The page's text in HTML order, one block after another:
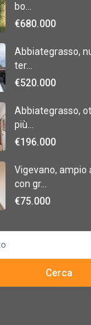
bo...
€680.000
Abbiategrasso,
ter...
€520.000
Abbiategrasso,
più...
€196.000
Vigevano,
con gr...
€75.000
Cerca